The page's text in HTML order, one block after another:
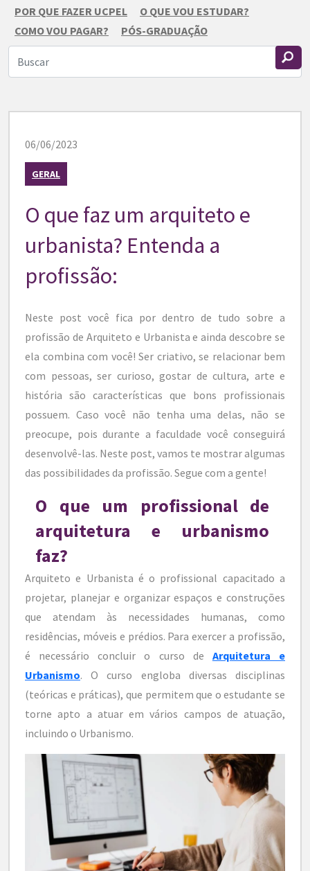
POR QUE FAZER UCPEL
O QUE VOU ESTUDAR?
COMO VOU PAGAR?
PÓS-GRADUAÇÃO
06/06/2023
GERAL
O que faz um arquiteto e
urbanista? Entenda a
profissão:
Neste post você fica por dentro de tudo sobre a
profissão de Arquiteto e Urbanista e ainda descobre se
ela combina com você! Ser criativo, se relacionar bem
com pessoas, ser curioso, gostar de cultura, arte e
história são características que bons profissionais
possuem. Caso você não tenha uma delas, não se
preocupe, pois durante a faculdade você conseguirá
desenvolvê-las. Neste post, vamos te mostrar algumas
das possibilidades da profissão. Segue com a gente!
O que um profissional de
arquitetura e urbanismo
faz?
Arquiteto e Urbanista é o profissional capacitado a
projetar, planejar e organizar espaços e construções
que atendam às necessidades humanas, como
residências, móveis e prédios. Para exercer a profissão,
é necessário concluir o curso de Arquitetura e
Urbanismo. O curso engloba diversas disciplinas
(teóricas e práticas), que permitem que o estudante se
torne apto a atuar em vários campos de atuação,
incluindo o Urbanismo.